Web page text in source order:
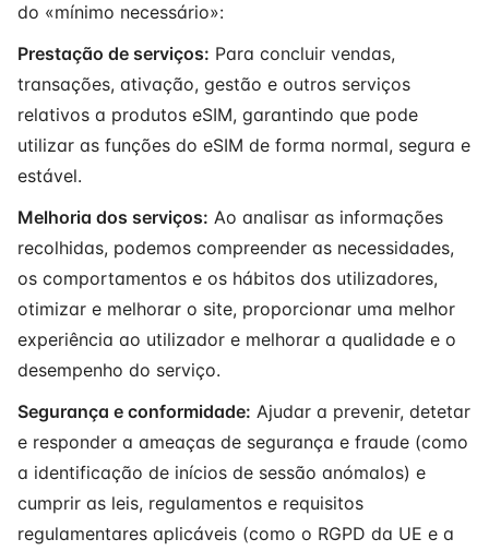
do «mínimo necessário»:
Prestação de serviços: Para concluir vendas,
transações, ativação, gestão e outros serviços
relativos a produtos eSIM, garantindo que pode
utilizar as funções do eSIM de forma normal, segura e
estável.
Melhoria dos serviços: Ao analisar as informações
recolhidas, podemos compreender as necessidades,
os comportamentos e os hábitos dos utilizadores,
otimizar e melhorar o site, proporcionar uma melhor
experiência ao utilizador e melhorar a qualidade e o
desempenho do serviço.
Segurança e conformidade: Ajudar a prevenir, detetar
e responder a ameaças de segurança e fraude (como
a identificação de inícios de sessão anómalos) e
cumprir as leis, regulamentos e requisitos
regulamentares aplicáveis (como o RGPD da UE e a